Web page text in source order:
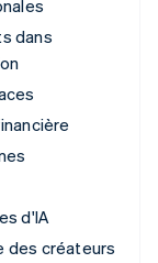
dans
d'IA
des créateurs